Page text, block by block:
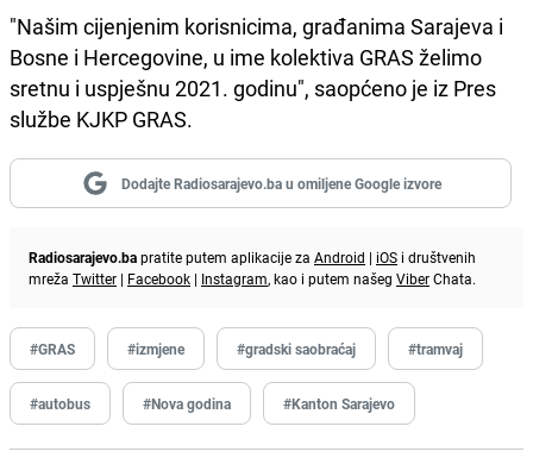
"Našim cijenjenim korisnicima, građanima Sarajeva i
Bosne i Hercegovine, u ime kolektiva GRAS želimo
sretnu i uspješnu 2021. godinu", saopćeno je iz Pres
službe KJKP GRAS.
Dodajte Radiosarajevo.ba u omiljene Google izvore
Radiosarajevo.bapratite putem aplikacije za Android | iOS i društvenih
mreža Twitter | Facebook | Instagram, kao i putem našeg ViberChata.
#GRAS #izmjene #gradski saobraćaj #tramvaj
#autobus #Nova godina #Kanton Sarajevo